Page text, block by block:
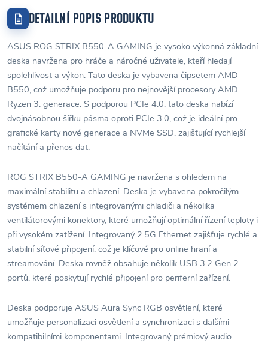
DETAILNÍ POPIS PRODUKTU
ASUS ROG STRIX B550-A GAMING je vysoko výkonná základní
deska navržena pro hráče a náročné uživatele, kteří hledají
spolehlivost a výkon. Tato deska je vybavena čipsetem AMD
B550, což umožňuje podporu pro nejnovější procesory AMD
Ryzen 3. generace. S podporou PCIe 4.0, tato deska nabízí
dvojnásobnou šířku pásma oproti PCIe 3.0, což je ideální pro
grafické karty nové generace a NVMe SSD, zajišťující rychlejší
načítání a přenos dat.
ROG STRIX B550-A GAMING je navržena s ohledem na
maximální stabilitu a chlazení. Deska je vybavena pokročilým
systémem chlazení s integrovanými chladiči a několika
ventilátorovými konektory, které umožňují optimální řízení teploty i
při vysokém zatížení. Integrovaný 2.5G Ethernet zajišťuje rychlé a
stabilní síťové připojení, což je klíčové pro online hraní a
streamování. Deska rovněž obsahuje několik USB 3.2 Gen 2
portů, které poskytují rychlé připojení pro periferní zařízení.
Deska podporuje ASUS Aura Sync RGB osvětlení, které
umožňuje personalizaci osvětlení a synchronizaci s dalšími
kompatibilními komponentami. Integrovaný prémiový audio